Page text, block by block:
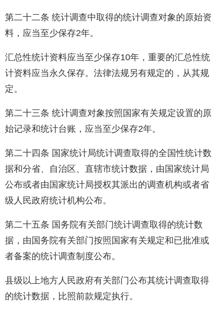
第二十二条 统计调查中取得的统计调查对象的原始资
料，应当至少保存2年。
汇总性统计资料应当至少保存10年，重要的汇总性统
计资料应当永久保存。法律法规另有规定的，从其规
定。
第二十三条 统计调查对象按照国家有关规定设置的原
始记录和统计台账，应当至少保存2年。
第二十四条 国家统计局统计调查取得的全国性统计数
据和分省、自治区、直辖市统计数据，由国家统计局
公布或者由国家统计局授权其派出的调查机构或者省
级人民政府统计机构公布。
第二十五条 国务院有关部门统计调查取得的统计数
据，由国务院有关部门按照国家有关规定和已批准或
者备案的统计调查制度公布。
县级以上地方人民政府有关部门公布其统计调查取得
的统计数据，比照前款规定执行。